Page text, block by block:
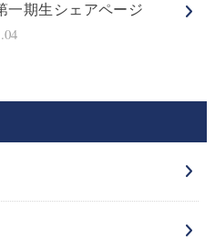
一期生シェアページ